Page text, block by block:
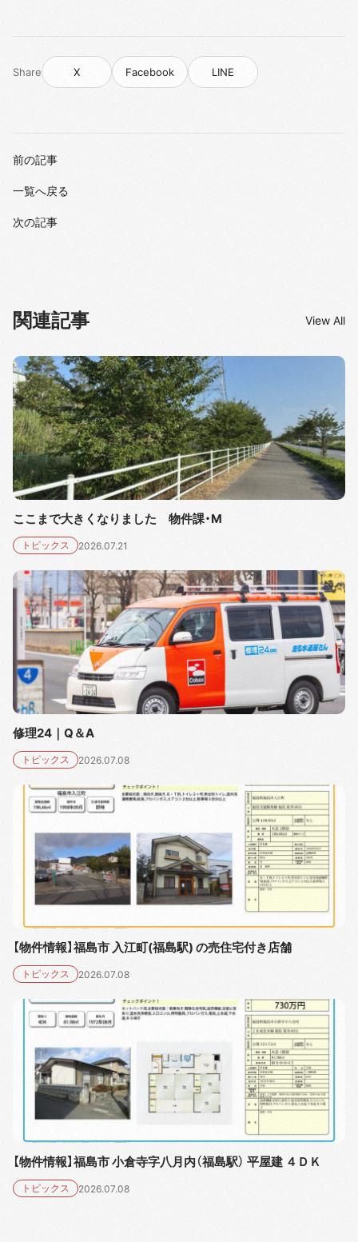
Share X Facebook LINE
前の記事
一覧へ戻る
次の記事
関連記事 View All
ここまで大きくなりました 物件課・M
トピックス 2026.07.21
修理24｜Q＆A
トピックス 2026.07.08
【物件情報】福島市 入江町(福島駅) の売住宅付き店舗
トピックス 2026.07.08
【物件情報】福島市 小倉寺字八月内（福島駅） 平屋建 ４ＤＫ
トピックス 2026.07.08